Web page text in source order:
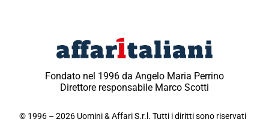
Fondato nel 1996 da Angelo Maria Perrino
Direttore responsabile Marco Scotti
© 1996 – 2026 Uomini & Affari S.r.l. Tutti i diritti sono riservati